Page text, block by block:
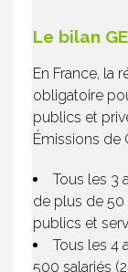
Le bilan
En France, la
obligatoire
publics et
Émissions de
Tous les 3
de plus de
publics et
Tous les 4
500 salariés